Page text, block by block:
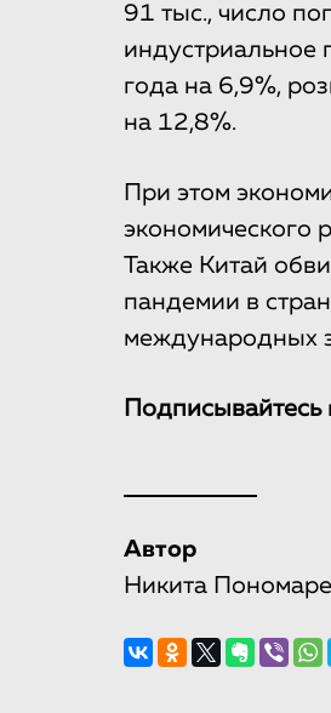
91 тыс., число
индустриальное
года на 6,9%,
на 12,8%.
При этом
экономического
Также Китай
пандемии в
международных
Подписывайтесь
Автор
Никита